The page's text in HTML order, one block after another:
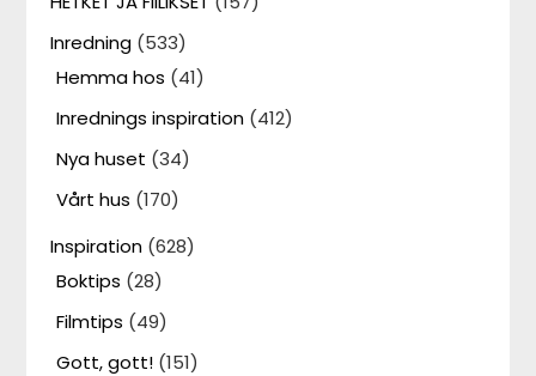
Inredning (533)
Hemma hos (41)
Inrednings inspiration (412)
Nya huset (34)
Vårt hus (170)
Inspiration (628)
Boktips (28)
Filmtips (49)
Gott, gott! (151)